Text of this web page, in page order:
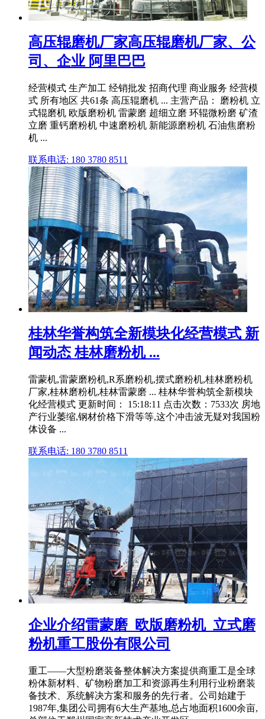
高压辊磨机厂家高压辊磨机厂家、公
司、企业 阿里巴巴
经营模式 生产加工 经销批发 招商代理 商业服务 经营模
式 所有地区 共61条 高压辊磨机 ... 主营产品： 磨粉机 立
式辊磨机 欧版磨粉机 雷蒙磨 超细立磨 环辊微粉磨 矿渣
立磨 重钙磨粉机 中速磨粉机 新能源磨粉机 石油焦磨粉
机 ...
联系电话: 180 3780 8511
桂林华誉构筑全新模块化经营模式 新
闻动态 桂林磨粉机 ...
雷蒙机,雷蒙磨粉机,R系磨粉机,摆式磨粉机,桂林磨粉机
厂家,桂林磨粉机,桂林雷蒙磨 ... 桂林华誉构筑全新模块
化经营模式 更新时间： 15:18:11 点击次数：7533次 房地
产行业萎缩,钢材价格下滑等等,这个冲击波无疑对我国粉
体设备 ...
联系电话: 180 3780 8511
企业介绍雷蒙磨_欧版磨粉机_立式磨
粉机重工股份有限公司
重工——大型粉磨装备整体解决方案提供商重工是全球
粉体新材料、矿物粉磨加工和资源再生利用行业粉磨装
备技术、系统解决方案和服务的先行者。公司始建于
1987年,集团公司拥有6大生产基地,总占地面积1600余亩,